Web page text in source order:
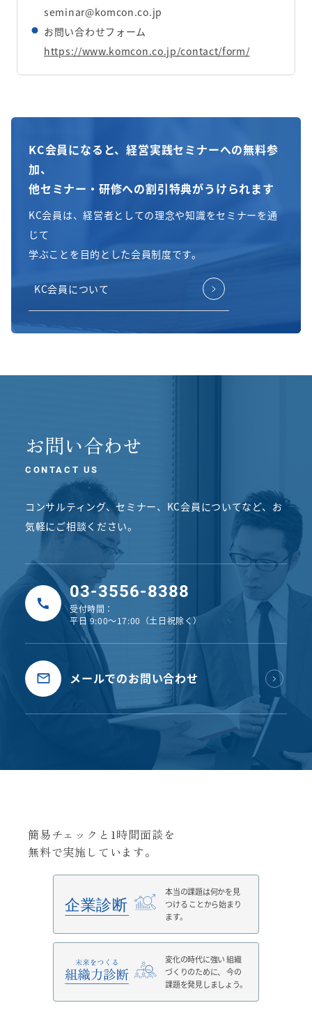
seminar@komcon.co.jp
お問い合わせフォーム
https://www.komcon.co.jp/contact/form/
KC会員になると、経営実践セミナーへの無料参
加、
他セミナー・研修への割引特典がうけられます
KC会員は、経営者としての理念や知識をセミナーを通
じて
学ぶことを目的とした会員制度です。
KC会員について
お問い合わせ
CONTACT US
コンサルティング、セミナー、KC会員についてなど、 お
気軽にご相談ください。
03-3556-8388
受付時間：
平日 9:00〜17:00（土日祝除く）
メールでのお問い合わせ
簡易チェックと1時間面談を
無料で実施しています。
本当の課題は何かを見
つける ことから始まり
ます。
変化の時代に強い組織
づくりのために、
今の
課題を発見しましょう。